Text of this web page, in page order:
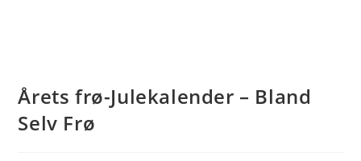
Årets frø-Julekalender – Bland
Selv Frø